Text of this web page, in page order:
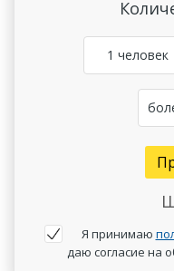
1 человек
Я принимаю
даю согласие на